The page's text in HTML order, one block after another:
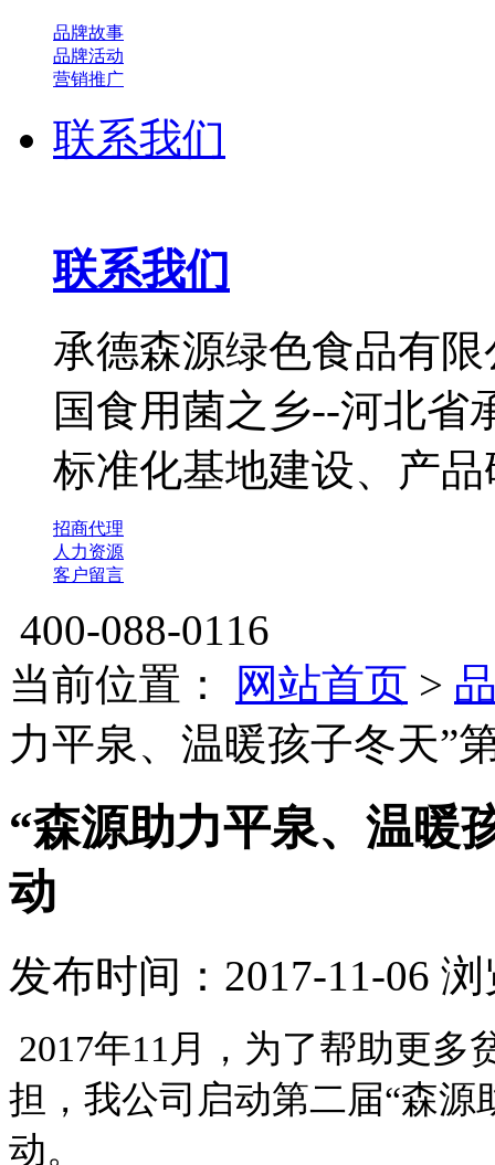
品牌故事
品牌活动
营销推广
联系我们
联系我们
承德森源绿色食品有
国食用菌之乡--河北省
标准化基地建设、产
招商代理
人力资源
客户留言
400-088-0116
当前位置：
网站首页 >
力平泉、温暖孩子冬天”
“森源助力平泉、温暖
动
发布时间：2017-11-06 浏
2017年11月， 为了帮助更多
担，我公司启动第二届“森
动。